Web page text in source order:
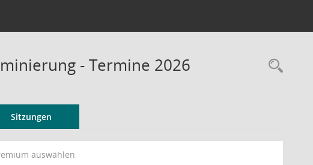
- Termine 2026
Sitzungen
auswählen